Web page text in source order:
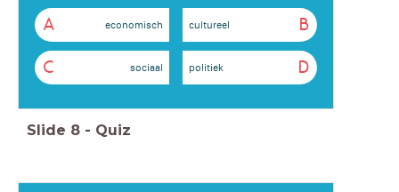
A economisch B
cultureel
C sociaal D
politiek
Slide 8 - Quiz